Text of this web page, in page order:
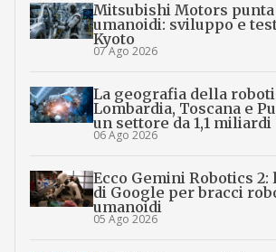
Mitsubishi Motors
umanoidi: sviluppo e
Kyoto
07 Ago 2026
La geografia della
Lombardia, Toscana e
un settore da 1,1 miliardi
06 Ago 2026
Ecco Gemini Robotics 2:
di Google per bracci
umanoidi
05 Ago 2026